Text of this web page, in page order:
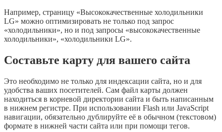
Например, страницу «Высококачественные холодильники
LG» можно оптимизировать не только под запрос
«холодильники», но и под запросы «высококачественные
холодильники», «холодильники LG».
Составьте карту для вашего сайта
Это необходимо не только для индексации сайта, но и для
удобства ваших посетителей. Сам файл карты должен
находиться в корневой директории сайта и быть написанным
в нижнем регистре. При использовании Flash или JavaScript
навигации, обязательно дублируйте её в обычном (текстовом)
формате в нижней части сайта или при помощи тегов.